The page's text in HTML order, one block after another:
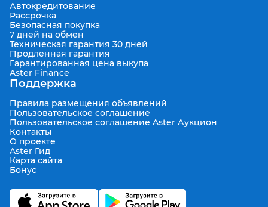
Автокредитование
Рассрочка
Безопасная покупка
7 дней на обмен
Техническая гарантия 30 дней
Продленная гарантия
Гарантированная цена выкупа
Aster Finance
Поддержка
Правила размещения объявлений
Пользовательское соглашение
Пользовательское соглашение Aster Аукцион
Контакты
О проекте
Aster Гид
Карта сайта
Бонус